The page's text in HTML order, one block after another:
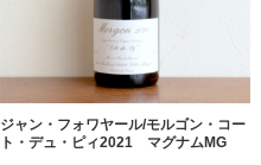
ジャン・フォワヤール/モルゴン・コー
ト・デュ・ピィ2021 マグナムMG